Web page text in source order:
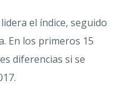
el índice, seguido
En los primeros 15
diferencias si se